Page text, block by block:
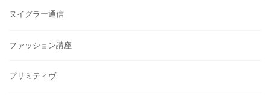
ヌイグラー通信
ファッション講座
プリミティヴ